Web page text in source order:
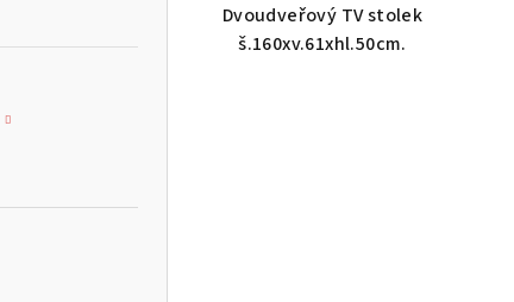
Dvoudveřový TV stolek
š.160xv.61xhl.50cm.